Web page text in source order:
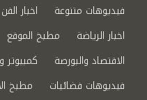
فيديوهات متنوعة
اخبار الفن
اخبار الرياضة
مطبخ الموقع
الاقتصاد والبورصة
كمبيوتر
فيديوهات فضائيات
مطبخ